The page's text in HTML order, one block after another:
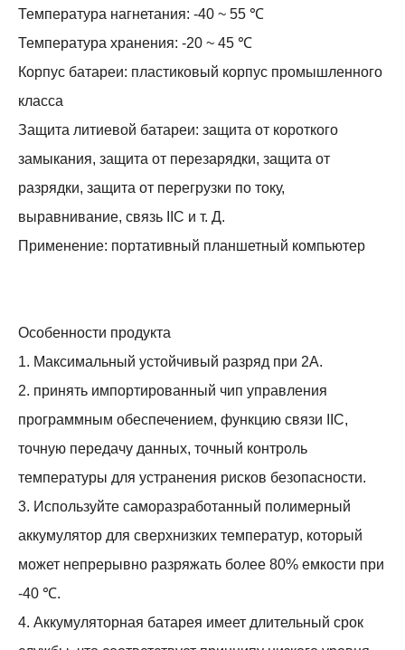
Температура нагнетания: -40 ~ 55 ℃
Температура хранения: -20 ~ 45 ℃
Корпус батареи: пластиковый корпус промышленного
класса
Защита литиевой батареи: защита от короткого
замыкания, защита от перезарядки, защита от
разрядки, защита от перегрузки по току,
выравнивание, связь IIC и т. Д.
Применение: портативный планшетный компьютер
Особенности продукта
1. Максимальный устойчивый разряд при 2А.
2. принять импортированный чип управления
программным обеспечением, функцию связи IIC,
точную передачу данных, точный контроль
температуры для устранения рисков безопасности.
3. Используйте саморазработанный полимерный
аккумулятор для сверхнизких температур, который
может непрерывно разряжать более 80% емкости при
-40 ℃.
4. Аккумуляторная батарея имеет длительный срок